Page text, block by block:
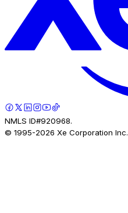
NMLS ID#920968.
© 1995-2026 Xe Corporation Inc.